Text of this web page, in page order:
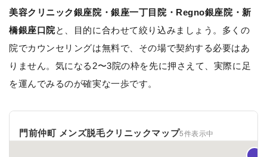
美容クリニック銀座院・銀座一丁目院・Regno銀座院・新
橋銀座口院と、目的に合わせて絞り込みましょう。多くの
院でカウンセリングは無料で、その場で契約する必要はあ
りません。気になる2〜3院の枠を先に押さえて、実際に足
を運んでみるのが確実な一歩です。
門前仲町 メンズ脱毛クリニックマップ5件表示中